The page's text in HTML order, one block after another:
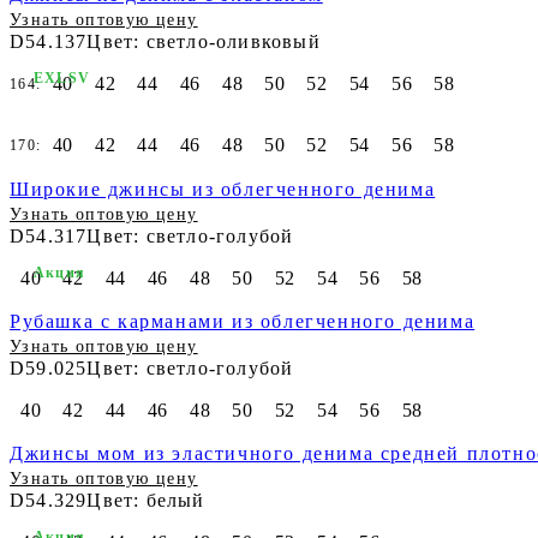
Узнать оптовую цену
D54.137Цвет: светло-оливковый
164: 40 42 44 46 48 50 52 54 56 58
170: 40 42 44 46 48 50 52 54 56 58
Широкие джинсы из облегченного денима
Узнать оптовую цену
D54.317Цвет: светло-голубой
EXLSV
40 42 44 46 48 50 52 54 56 58
Рубашка с карманами из облегченного денима
Узнать оптовую цену
D59.025Цвет: светло-голубой
Акция
40 42 44 46 48 50 52 54 56 58
Джинсы мом из эластичного денима средней
Узнать оптовую цену
D54.329Цвет: белый